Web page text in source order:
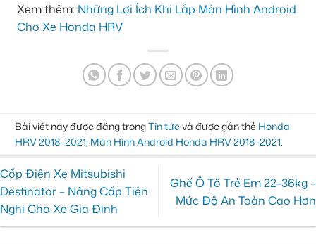
Xem thêm: Những Lợi Ích Khi Lắp Màn Hình Android
Cho Xe Honda HRV
Bài viết này được đăng trongTin tứcvà được gắn thẻ Honda
HRV 2018–2021 Màn Hình Android Honda HRV 2018–2021
Cốp Điện Xe Mitsubishi
Destinator – Nâng Cấp Tiện
Nghi Cho Xe Gia Đình
Ghế Ô Tô Trẻ Em 22–36kg –
Mức Độ An Toàn Cao Hơn